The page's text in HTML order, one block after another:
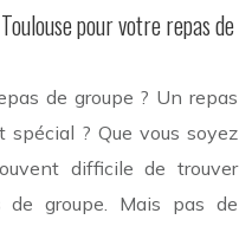
pour votre repas de
de groupe ? Un repas
spécial ? Que vous soyez
difficile de trouver
de groupe. Mais pas de